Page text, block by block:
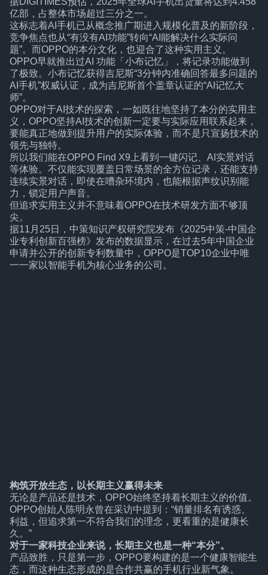
亿部，占整体市场超过三分之一。
这标志着AI手机已从概念推广期进入规模化普及的新阶段，
竞争焦点也从“有没有AI功能”转向“AI能解决什么实际问
题”。而OPPO的本分文化，也迎合了这种实用主义。
OPPO早就推出过AI 功能「小布记忆」，将记录功能做到
了极致。小布记忆获得吉尼斯“3分钟内准确回答最多问题的
AI手机”权威认证，成为吉尼斯首个盖章认证的“AI记忆大
师”。
OPPO对于AI技术的探索，一如既往地坚持了本分的实用主
义，OPPO坚持AI技术的创新一定要与实际应用联系起来，
要能真正地做到提升用户的实际体验，而不是只宣扬技术的
领先与独特。
所以我们能在OPPO Find X9上看到一键闪记、AI实景对话
等体验。不仅能实现覆盖日常场景的全方位记录，还能支持
连续实景对话，即使在嘈杂环境内，也能根据声纹识别能
力，锁定用户声音。
但追求实用主义并不意味着OPPO在技术研发方面不够顶
尖。
据11月25日，中策知识产权研究院发布《2025中策-中国企
业专利创新百强榜》发布的数据显示，在过去5年中国企业
申请并公开的创新专利数量中，OPPO是TOP10企业中唯
一一家以智能手机为核心业务的公司。
构筑开放生态，以长期主义赢得未来
无论是产品还是技术，OPPO始终坚持着长期主义的价值。
OPPO创始人陈明永曾在采访中提到：“销量排名有诱惑、
利益，但追求第一不符合我们的理念，更看重的是健康长
久。”
对于一家科技企业来说，长期主义也是一种“本分”。
产品致胜，只是第一步，OPPO要构建的是一个健康智能生
态，而这种生态形成的是合作共赢的手机行业新气象。